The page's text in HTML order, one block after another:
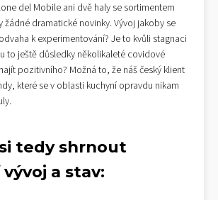
del Mobile ani dvě haly se sortimentem
žádné dramatické novinky. Vývoj jakoby se
k experimentování? Je to kvůli stagnaci
to ještě důsledky několikaleté covidové
pozitivního? Možná to, že náš český klient
které se v oblasti kuchyní opravdu nikam
tedy shrnout
a stav: